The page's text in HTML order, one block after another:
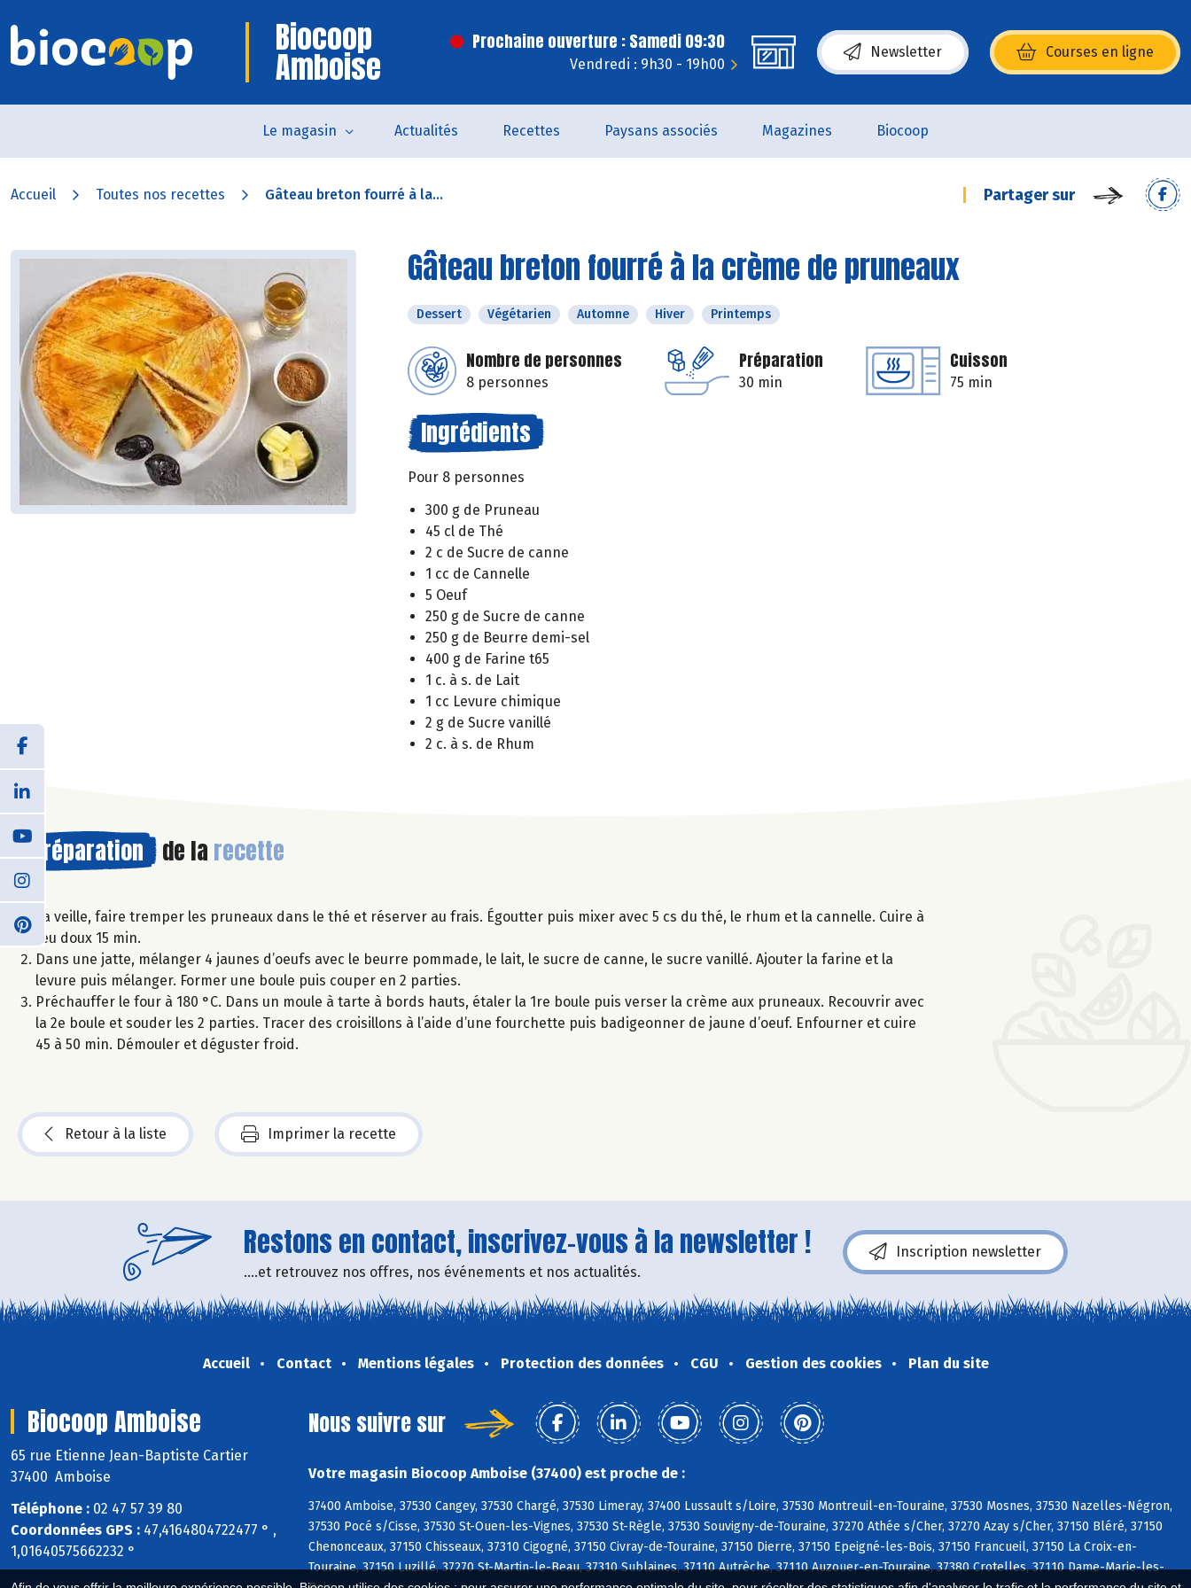
Biocoop
Amboise
Prochaine ouverture : Samedi 09:30
Vendredi : 9h30 - 19h00
Newsletter Courses en ligne
(s’ouvre dans une nouvelle fenêtre)
Le magasin Actualités Recettes Paysans associés Magazines Biocoop
Accueil Toutes nos recettes Gâteau breton fourré à la... Partager sur
Gâteau breton fourré à la crème de pruneaux
Dessert Végétarien Automne Hiver Printemps
Nombre de personnes
8 personnes
Préparation
30 min
Cuisson
75 min
Ingrédients
Pour 8 personnes
300 g de Pruneau
45 cl de Thé
2 c de Sucre de canne
1 cc de Cannelle
5 Oeuf
250 g de Sucre de canne
250 g de Beurre demi-sel
400 g de Farine t65
1 c. à s. de Lait
1 cc Levure chimique
2 g de Sucre vanillé
2 c. à s. de Rhum
Préparation de la recette
La veille, faire tremper les pruneaux dans le thé et réserver au frais. Égoutter puis mixer avec 5 cs du thé, le rhum et la cannelle. Cuire à
feu doux 15 min.
Dans une jatte, mélanger 4 jaunes d’oeufs avec le beurre pommade, le lait, le sucre de canne, le sucre vanillé. Ajouter la farine et la
levure puis mélanger. Former une boule puis couper en 2 parties.
Préchauffer le four à 180 °C. Dans un moule à tarte à bords hauts, étaler la 1re boule puis verser la crème aux pruneaux. Recouvrir avec
la 2e boule et souder les 2 parties. Tracer des croisillons à l’aide d’une fourchette puis badigeonner de jaune d’oeuf. Enfourner et cuire
45 à 50 min. Démouler et déguster froid.
Retour à la liste Imprimer la recette
Restons en contact, inscrivez-vous à la newsletter !
....et retrouvez nos offres, nos événements et nos actualités.
Inscription newsletter
Accueil Contact Mentions légales Protection des données CGU Gestion des cookies Plan du site
Biocoop Amboise
65 rue Etienne Jean-Baptiste Cartier
37400 Amboise
Téléphone : 02 47 57 39 80
Coordonnées GPS : 47,4164804722477 ° ,
1,01640575662232 °
Nous suivre sur
Votre magasin Biocoop Amboise (37400) est proche de :
37400 Amboise, 37530 Cangey, 37530 Chargé, 37530 Limeray, 37400 Lussault s/Loire, 37530 Montreuil-en-Touraine, 37530 Mosnes, 37530 Nazelles-Négron,
37530 Pocé s/Cisse, 37530 St-Ouen-les-Vignes, 37530 St-Règle, 37530 Souvigny-de-Touraine, 37270 Athée s/Cher, 37270 Azay s/Cher, 37150 Bléré, 37150
Chenonceaux, 37150 Chisseaux, 37310 Cigogné, 37150 Civray-de-Touraine, 37150 Dierre, 37150 Epeigné-les-Bois, 37150 Francueil, 37150 La Croix-en-
Touraine, 37150 Luzillé, 37270 St-Martin-le-Beau, 37310 Sublaines, 37110 Autrèche, 37110 Auzouer-en-Touraine, 37380 Crotelles, 37110 Dame-Marie-les-